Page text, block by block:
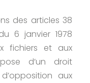
des articles 38
6 janvier 1978
fichiers et aux
d’un droit
aux